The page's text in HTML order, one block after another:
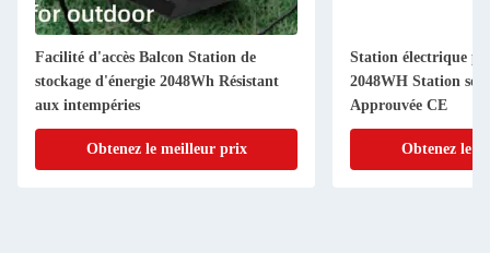
Facilité d'accès Balcon Station de
stockage d'énergie 2048Wh Résistant
aux intempéries
Obtenez le meilleur prix
Station électrique
2048WH Station
Approuvée CE
Obtenez le